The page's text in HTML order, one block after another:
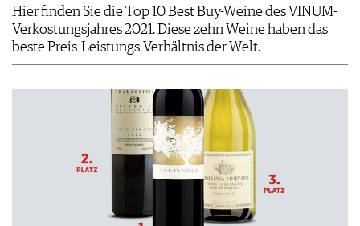
Hier finden Sie die Top 10 Best Buy-Weine des VINUM-
Verkostungsjahres 2021. Diese zehn Weine haben das
beste Preis-Leistungs-Verhältnis der Welt.